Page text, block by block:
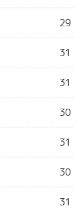
29
31
31
30
31
30
31